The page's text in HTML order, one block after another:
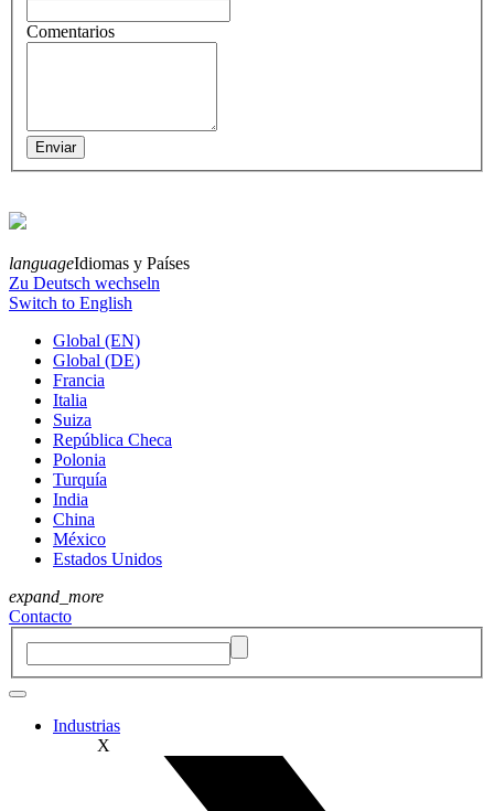
Comentarios
languageIdiomas y Países
Zu Deutsch wechseln
Switch to English
Global (EN)
Global (DE)
Francia
Italia
Suiza
República Checa
Polonia
Turquía
India
China
México
Estados Unidos
expand_more
Contacto
Industrias
X